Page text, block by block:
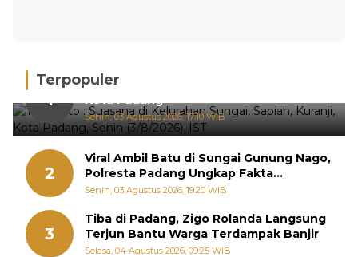
Terpopuler
1
Hujan Deras, 15 Titik Banjir Terdeteksi di
Kota Padang
Senin, 03 Agustus 2026, 17:10 WIB
2
Viral Ambil Batu di Sungai Gunung Nago,
Polresta Padang Ungkap Fakta
Sebenarnya
Senin, 03 Agustus 2026, 19:20 WIB
3
Tiba di Padang, Zigo Rolanda Langsung
Terjun Bantu Warga Terdampak Banjir
Selasa, 04 Agustus 2026, 09:25 WIB